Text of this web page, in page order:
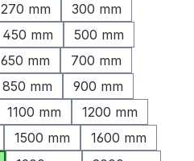
270 mm
300 mm
450 mm
500 mm
650 mm
700 mm
850 mm
900 mm
1100 mm
1200 mm
1500 mm
1600 mm